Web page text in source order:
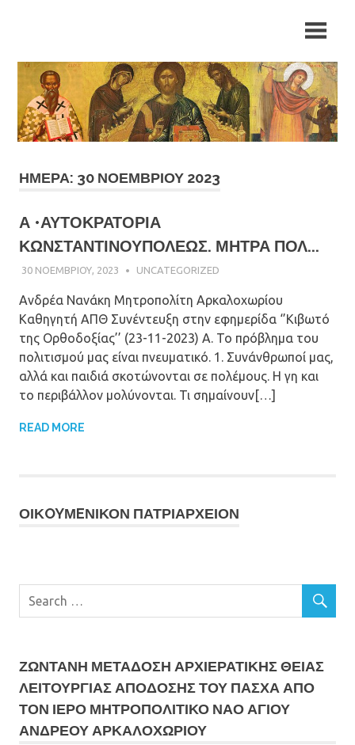
Μητρόπολη
Αρκαλοχωρίου,
Καστελλίου
και
Βιάννου
Καστελλίου
και
Βιάννου
ΗΜΈΡΑ: 30 ΝΟΕΜΒΡΊΟΥ 2023
Α •ΑΥΤΟΚΡΑΤΟΡΙΑ
ΚΩΝΣΤΑΝΤΙΝΟΥΠΟΛΕΩΣ. ΜΗΤΡΑ ΠΟΛ...
30 ΝΟΕΜΒΡΊΟΥ, 2023 ΠΑΤΉΡ ΜΙΧΑΉΛ ΠΑΠΑΪΩΆΝΝΟΥ
UNCATEGORIZED
Ανδρέα Νανάκη Μητροπολίτη Αρκαλοχωρίου
Καθηγητή ΑΠΘ Συνέντευξη στην εφημερίδα ‘’Κιβωτό
της Ορθοδοξίας’’ (23-11-2023) Α. Το πρόβλημα του
πολιτισμού μας είναι πνευματικό. 1. Συνάνθρωποί μας,
αλλά και παιδιά σκοτώνονται σε πολέμους. Η γη και
το περιβάλλον μολύνονται. Τι σημαίνουν[…]
READ MORE
ΟΙΚOYΜEΝΙΚΟΝ ΠΑΤΡΙΑΡΧΕΙΟΝ
ΖΩΝΤΑΝΗ ΜΕΤΆΔΟΣΗ ΑΡΧΙΕΡΑΤΙΚΗΣ ΘΕΙΑΣ
ΛΕΙΤΟΥΡΓΙΑΣ ΑΠΟΔΟΣΗΣ ΤΟΥ ΠΑΣΧΑ ΑΠΟ
ΤΟΝ ΙΕΡΟ ΜΗΤΡΟΠΟΛΙΤΙΚΟ ΝΑΟ ΑΓΙΟΥ
ΑΝΔΡΕΟΥ ΑΡΚΑΛΟΧΩΡΙΟΥ